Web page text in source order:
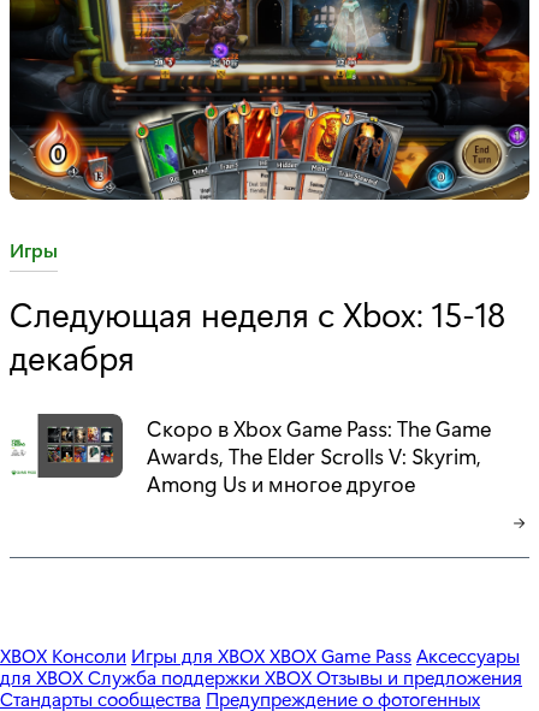
C
t
g
r
y
Игры
Следующая неделя с Xbox: 15-18
декабря
Скоро в Xbox Game Pass: The Game
Awards, The Elder Scrolls V: Skyrim,
Among Us и многое другое
XBOX Консоли Игры для XBOXXBOX Game PassАксессуары
для XBOXСлужба поддержки XBOXОтзывы и предложения
Стандарты сообщества Предупреждение о фотогенных